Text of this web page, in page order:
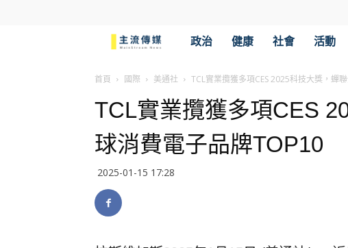
傳
媒
政治 健康 社會 活動
首頁 國際 美通社 TCL實業攬獲多項CES 2025科技大獎，蟬
TCL實業攬獲多項CES
球消費電子品牌TOP10
2025-01-15 17:28